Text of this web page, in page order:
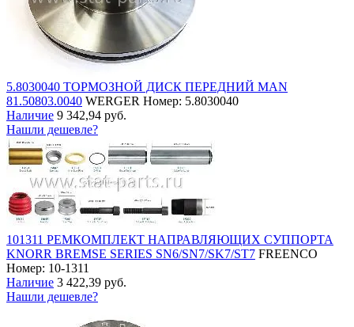
5.8030040 ТОРМОЗНОЙ ДИСК ПЕРЕДНИЙ MAN
81.50803.0040 WERGER Номер: 5.8030040
Наличие 9 342,94 руб.
Нашли дешевле?
101311 РЕМКОМПЛЕКТ НАПРАВЛЯЮЩИХ СУППОРТА
KNORR BREMSE SERIES SN6/SN7/SK7/ST7 FREENCO
Номер: 10-1311
Наличие 3 422,39 руб.
Нашли дешевле?